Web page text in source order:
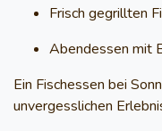
Frisch gegrillten
Abendessen mit
Ein Fischessen bei
unvergesslichen